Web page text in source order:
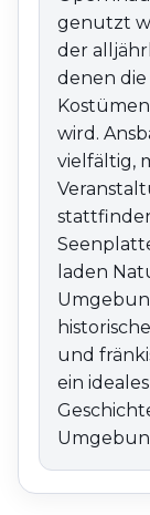
genutzt
der
denen
wird.
vielfältig,
laden
und
ein